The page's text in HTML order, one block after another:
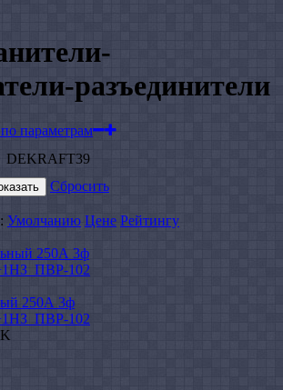
разъединители
параметрам
DEKRAFT39
Сбросить
: Умолчанию Цене Рейтингу
250А 3ф
102